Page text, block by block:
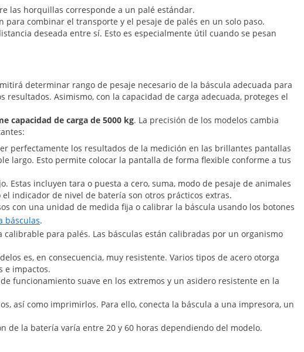
las horquillas corresponde a un palé estándar.
combinar el transporte y el pesaje de palés en un solo paso.
deseada entre sí. Esto es especialmente útil cuando se pesan
determinar rango de pesaje necesario de la báscula adecuada para
Asimismo, con la capacidad de carga adecuada, proteges el
capacidad de carga de 5000 kg. La precisión de los modelos cambia
perfectamente los resultados de la medición en las brillantes pantallas
largo. Esto permite colocar la pantalla de forma flexible conforme a tus
incluyen tara o puesta a cero, suma, modo de pesaje de animales
indicador de nivel de batería son otros prácticos extras.
con una unidad de medida fija o calibrar la báscula usando los botones
básculas.
para palés. Las básculas están calibradas por un organismo
es, en consecuencia, muy resistente. Varios tipos de acero otorga
e impactos.
funcionamiento suave en los extremos y un asidero resistente en la
así como imprimirlos. Para ello, conecta la báscula a una impresora, un
de la batería varía entre 20 y 60 horas dependiendo del modelo.